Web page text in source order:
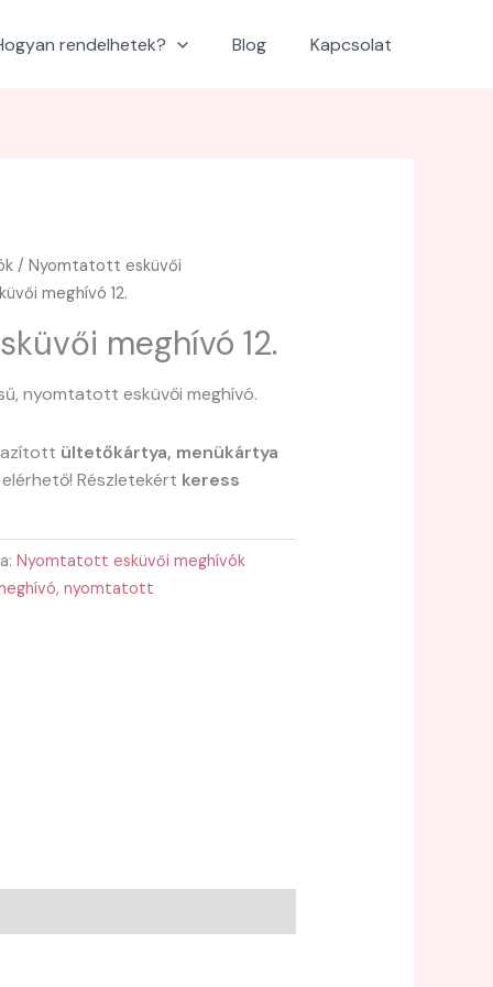
rendelhetek? Blog Kapcsolat
/Nyomtatott esküvői
meghívó 12.
meghívó 12.
nyomtatott esküvői meghívó.
ültetőkártya, menükártya
Részletekért keress
Nyomtatott esküvői meghívók
,nyomtatott